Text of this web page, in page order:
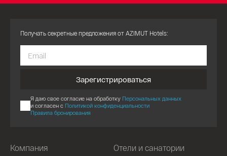
Компания Отели и санатории
Получать секретные предложения от AZIMUT Hotels:
Зарегистрироваться
Я даю свое согласие на обработку Персональных данных
и согласен с Политикой конфиденциальности
Правила бронирования